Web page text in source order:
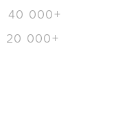
40 000+
20 000+